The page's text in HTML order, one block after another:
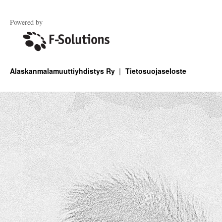
Powered by
Alaskanmalamuuttiyhdistys Ry Tietosuojaseloste